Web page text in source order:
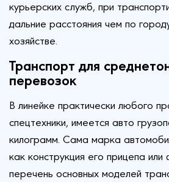
курьерских служб, при
дальние расстояния чем по
хозяйстве.
Транспорт для
перевозок
В линейке практически любого
спецтехники, имеется авто
килограмм. Сама марка
как конструкция его прицепа
перечень основных моделей